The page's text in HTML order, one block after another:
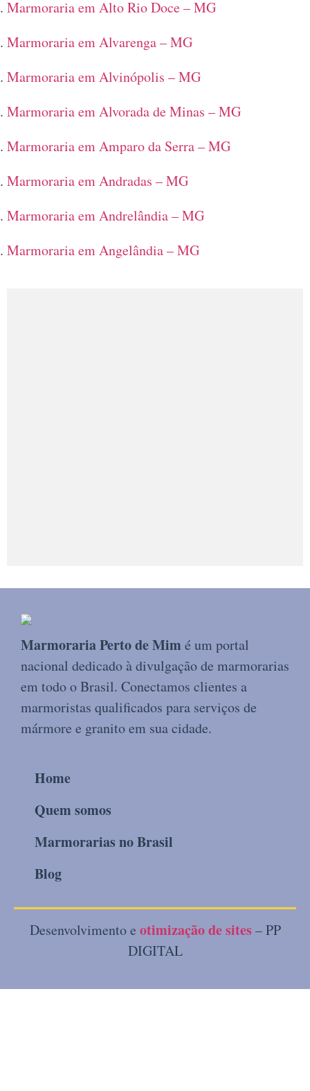
Marmoraria em Alto Rio Doce – MG
Marmoraria em Alvarenga – MG
Marmoraria em Alvinópolis – MG
Marmoraria em Alvorada de Minas – MG
Marmoraria em Amparo da Serra – MG
Marmoraria em Andradas – MG
Marmoraria em Andrelândia – MG
Marmoraria em Angelândia – MG
Marmoraria Perto de Mim é um portal
nacional dedicado à divulgação de marmorarias
em todo o Brasil. Conectamos clientes a
marmoristas qualificados para serviços de
mármore e granito em sua cidade.
Home
Quem somos
Marmorarias no Brasil
Blog
Desenvolvimento e otimização de sites – PP
DIGITAL